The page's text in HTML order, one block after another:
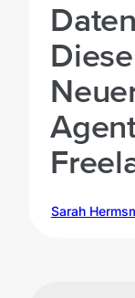
Sarah